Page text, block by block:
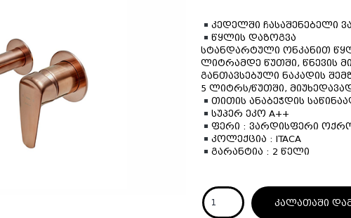
კედელში ჩასაშენებელი
წყლის დაზოგვა
სტანდარტული ონკანით
ლიტრამდე წუთში, წნევის
განთავსებული ნაკადის
5 ლიტრს/წუთში,
თითის ანაბეჭდის
სუპერ ეკო A++
ფერი : ვარდისფერი
კოლექცია : ITACA
გარანტია : 2 წელი
კალათაში